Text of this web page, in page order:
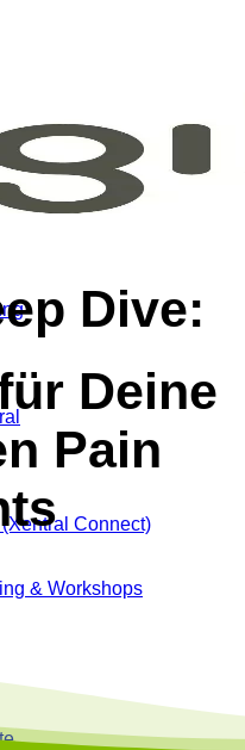
Connect)
& Workshops
Dive:
Deine
Pain